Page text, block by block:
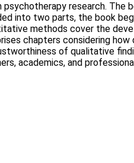
research. The
into two parts, the book
methods cover the
chapters considering
of qualitative
academics, and